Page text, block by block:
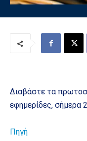
Διαβάστε τα
εφημερίδες, σήμερα
Πηγή